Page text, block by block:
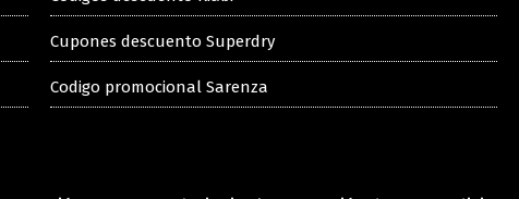
Cupones descuento Superdry
Codigo promocional Sarenza